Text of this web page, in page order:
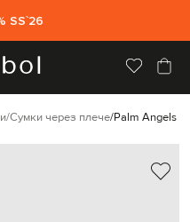
SS`26
Сумки через плече Palm Angels